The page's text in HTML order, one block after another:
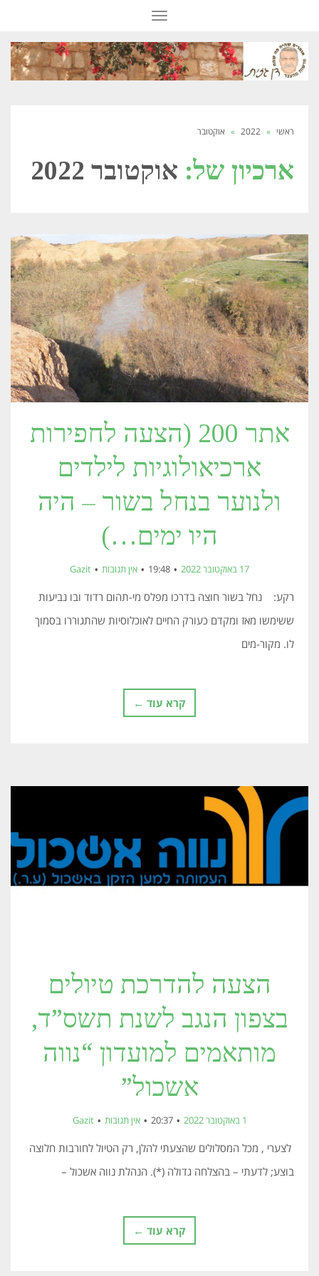
תפריט
ראשי »
2022
» אוקטובר
ארכיון של: אוקטובר 2022
אתר 200 (הצעה לחפירות
ארכיאולוגיות לילדים
ולנוער בנחל בשור – היה
היו ימים…)
17 באוקטובר 2022 19:48 אין תגובות Gazit
רקע: נחל בשור חוצה בדרכו מפלס מי-תהום רדוד ובו נביעות
ששימשו מאז ומקדם כעורק החיים לאוכלוסיות שהתגוררו בסמוך
לו. מקור-מים
קרא עוד ←
הצעה להדרכת טיולים
בצפון הנגב לשנת תשס”ד,
מותאמים למועדון “נווה
אשכול”
1 באוקטובר 2022 20:37 אין תגובות Gazit
לצערי , מכל המסלולים שהצעתי להלן, רק הטיול לחורבות חלוצה
בוצע; לדעתי – בהצלחה גדולה (*). הנהלת נווה אשכול –
קרא עוד ←